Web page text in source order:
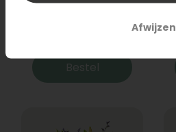
Bestel
Afwijzen